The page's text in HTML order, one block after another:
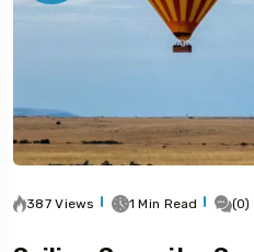
387 Views 1 Min Read (0)